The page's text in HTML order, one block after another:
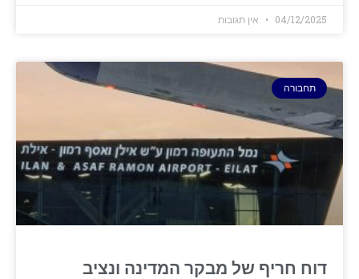
04/12/2025 אין תגובות
תחבורה
דוח חריף של מבקר המדינה ונציב